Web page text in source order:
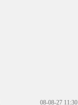
08-08-27 11:30